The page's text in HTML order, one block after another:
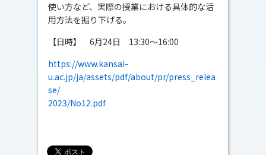
使い方など、実際の授業における具体的な活
用方法を掘り下げる。
【日時】 6月24日 13:30～16:00
https://www.kansai-
u.ac.jp/ja/assets/pdf/about/pr/press_relea
se/
2023/No12.pdf